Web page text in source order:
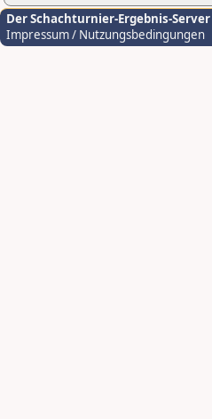
Der Schachturnier-Ergebnis-Server
Impressum / Nutzungsbedingungen